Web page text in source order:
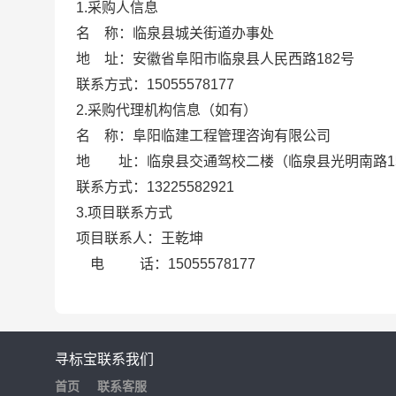
1.采购人信息
名
称：临泉县城关街道办事处
地
址：安徽省阜阳市临泉县人民西路182号
联系方式： 15055578177
2.采购代理机构信息（如有）
名
称：阜阳临建工程管理咨询有限公司
地 址：临泉县交通驾校二楼（临泉县光明南路
联系方式： 13225582921
3.项目联系方式
项目联系人：王乾坤
电
话： 15055578177
寻标宝
首页
联系我们
联系客服